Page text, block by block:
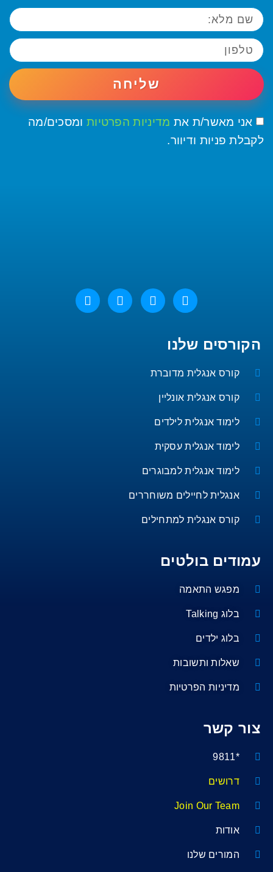
אני מאשר/ת את מדיניות הפרטיות ומסכים/מה
לקבלת פניות ודיוור.
שליחה
הקורסים שלנו
קורס אנגלית מדוברת
קורס אנגלית אונליין
לימוד אנגלית לילדים
לימוד אנגלית עסקית
לימוד אנגלית למבוגרים
אנגלית לחיילים משוחררים
קורס אנגלית למתחילים
עמודים בולטים
מפגש התאמה
בלוג Talking
בלוג ילדים
שאלות ותשובות
מדיניות הפרטיות
צור קשר
*9811
דרושים
Join Our Team
אודות
המורים שלנו